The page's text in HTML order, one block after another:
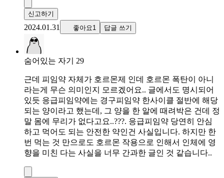
신고하기
2024.01.31 좋아요1 답글 쓰기
숨어있는 자기 29
근데 피임약 자체가 호르몬제 인데 호르몬 폭탄이 아니
라는게 무슨 의미인지 모르겠어요.. 글에서도 명시되어
있듯 응급피임약에는 경구피임약 한사이클 절반에 해당
되는 양이라고 했는데, 그 양을 한 알에 때려박은 건데 정
말 몸에 무리가 없다고요..???. 응급피임약 당연히 안심
하고 먹어도 되는 안전한 약인건 사실입니다. 하지만 한
번 먹는 것 만으로도 호르몬 작용으로 인해서 인체에 영
향을 미친 다는 사실을 너무 간과한 글인 것 같습니다..